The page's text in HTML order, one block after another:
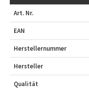
Art. Nr.
EAN
Herstellernummer
Hersteller
Qualität